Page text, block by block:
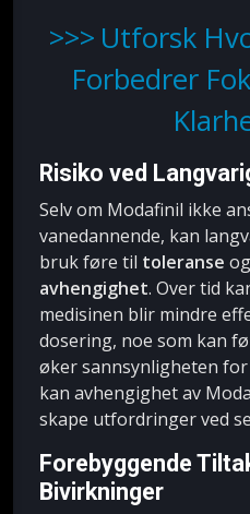
Utforsk
Forbedrer
Risiko ved
Selv om Modafinil ikke
vanedannende, kan
bruk føre til toleranse og
avhengighet. Over tid
medisinen blir mindre
dosering, noe som kan
øker sannsynligheten
kan avhengighet av
skape utfordringer ved
Forebyggende
Bivirkninger